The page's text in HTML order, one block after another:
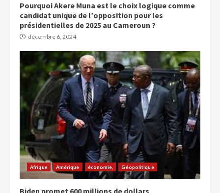
Pourquoi Akere Muna est le choix logique comme
candidat unique de l’opposition pour les
présidentielles de 2025 au Cameroun ?
décembre 6, 2024
Afrique Amérique économie, Géopolitique